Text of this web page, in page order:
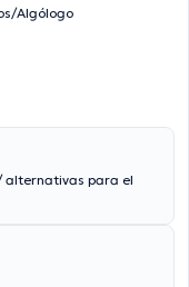
Algólogo
alternativas para el